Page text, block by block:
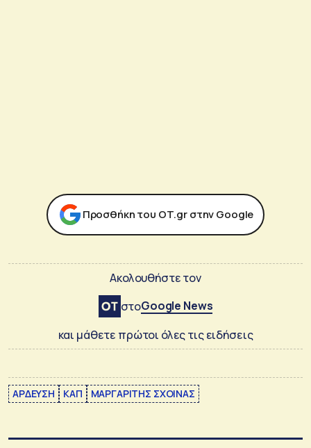
Προσθήκη του ΟΤ.gr στην Google
Ακολουθήστε τον
στοGoogle News
και μάθετε πρώτοι όλες τις ειδήσεις
ΑΡΔΕΥΣΗ ΚΑΠ ΜΑΡΓΑΡΙΤΗΣ ΣΧΟΙΝΑΣ